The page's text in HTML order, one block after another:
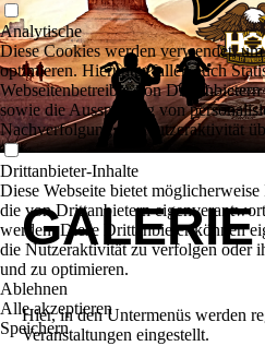
GALERIE
Hier, in den Untermenüs werden
Veranstaltungen eingestellt.
Analytische
Diese Cookies werden verwendet, um
optimieren. Hierunter fallen auch
Webseitenbetreiber von
sowie die Ausspielung von
Nachverfolgung der Nutzeraktivität
Drittanbieter-Inhalte
Diese Webseite bietet
die von Drittanbietern
werden. Diese Drittanbieter können
die Nutzeraktivität zu verfolgen oder
und zu optimieren.
Ablehnen
Alle akzeptieren
Speichern